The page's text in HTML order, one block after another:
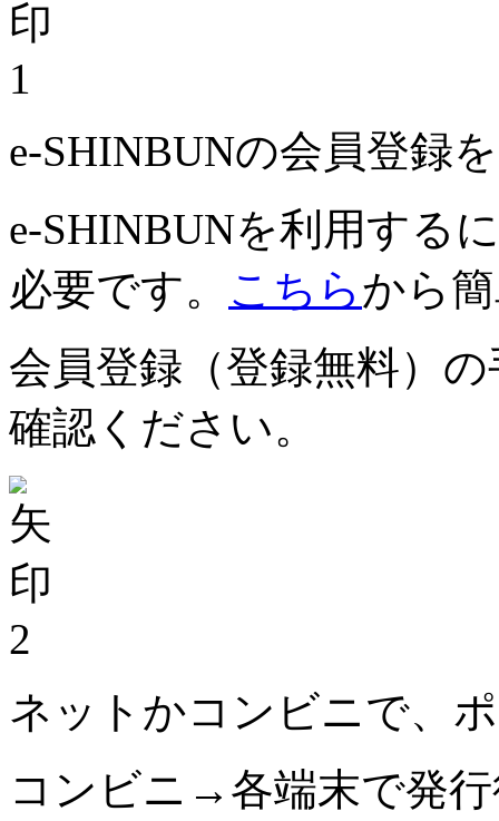
1
e-SHINBUNの会員登録
e-SHINBUNを利用する
必要です。 こちらから
会員登録（登録無料）
確認ください。
2
ネットかコンビニで、
コンビニ→各端末で発